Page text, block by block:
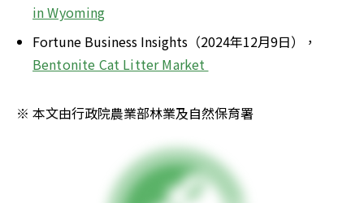
in Wyoming
Fortune Business Insights（2024年12月9日），
Bentonite Cat Litter Market
※ 本文由行政院農業部林業及自然保育署